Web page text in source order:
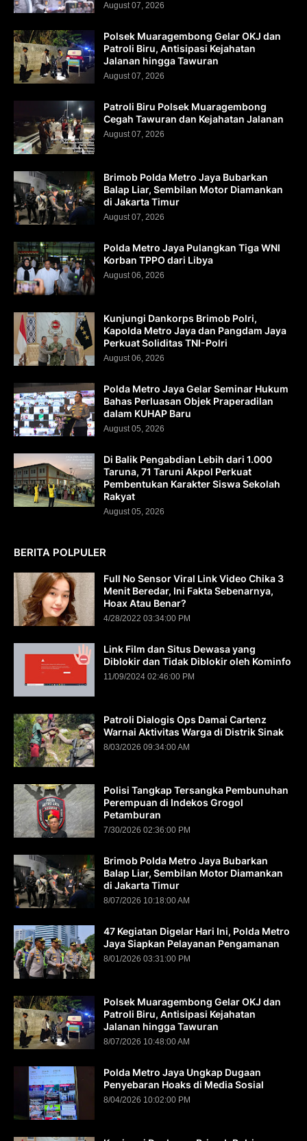
August 07, 2026
Polsek Muaragembong Gelar OKJ dan
Patroli Biru, Antisipasi Kejahatan
Jalanan hingga Tawuran
August 07, 2026
Patroli Biru Polsek Muaragembong
Cegah Tawuran dan Kejahatan Jalanan
August 07, 2026
Brimob Polda Metro Jaya Bubarkan
Balap Liar, Sembilan Motor Diamankan
di Jakarta Timur
August 07, 2026
Polda Metro Jaya Pulangkan Tiga WNI
Korban TPPO dari Libya
August 06, 2026
Kunjungi Dankorps Brimob Polri,
Kapolda Metro Jaya dan Pangdam Jaya
Perkuat Soliditas TNI-Polri
August 06, 2026
Polda Metro Jaya Gelar Seminar Hukum
Bahas Perluasan Objek Praperadilan
dalam KUHAP Baru
August 05, 2026
Di Balik Pengabdian Lebih dari 1.000
Taruna, 71 Taruni Akpol Perkuat
Pembentukan Karakter Siswa Sekolah
Rakyat
August 05, 2026
BERITA POLPULER
Full No Sensor Viral Link Video Chika 3
Menit Beredar, Ini Fakta Sebenarnya,
Hoax Atau Benar?
4/28/2022 03:34:00 PM
Link Film dan Situs Dewasa yang
Diblokir dan Tidak Diblokir oleh Kominfo
11/09/2024 02:46:00 PM
Patroli Dialogis Ops Damai Cartenz
Warnai Aktivitas Warga di Distrik Sinak
8/03/2026 09:34:00 AM
Polisi Tangkap Tersangka Pembunuhan
Perempuan di Indekos Grogol
Petamburan
7/30/2026 02:36:00 PM
Brimob Polda Metro Jaya Bubarkan
Balap Liar, Sembilan Motor Diamankan
di Jakarta Timur
8/07/2026 10:18:00 AM
47 Kegiatan Digelar Hari Ini, Polda Metro
Jaya Siapkan Pelayanan Pengamanan
8/01/2026 03:31:00 PM
Polsek Muaragembong Gelar OKJ dan
Patroli Biru, Antisipasi Kejahatan
Jalanan hingga Tawuran
8/07/2026 10:48:00 AM
Polda Metro Jaya Ungkap Dugaan
Penyebaran Hoaks di Media Sosial
8/04/2026 10:02:00 PM